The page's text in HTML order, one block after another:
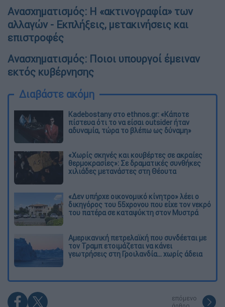
Ανασχηματισμός: Η «ακτινογραφία» των
αλλαγών - Εκπλήξεις, μετακινήσεις και
επιστροφές
Ανασχηματισμός: Ποιοι υπουργοί έμειναν
εκτός κυβέρνησης
Διαβάστε ακόμη
Kadebostany στο ethnos.gr: «Κάποτε
πίστευα ότι το να είσαι outsider ήταν
αδυναμία, τώρα το βλέπω ως δύναμη»
«Χωρίς σκηνές και κουβέρτες σε ακραίες
θερμοκρασίες»: Σε δραματικές συνθήκες
χιλιάδες μετανάστες στη Θέουτα
«Δεν υπήρχε οικονομικό κίνητρο» λέει ο
δικηγόρος του 55χρονου που είχε τον νεκρό
του πατέρα σε καταψύκτη στον Μυστρά
Αμερικανική πετρελαϊκή που συνδέεται με
τον Τραμπ ετοιμάζεται να κάνει
γεωτρήσεις στη Γροιλανδία... χωρίς άδεια
επόμενο